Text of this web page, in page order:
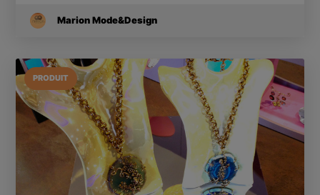
Marion Mode&Design
PRODUIT